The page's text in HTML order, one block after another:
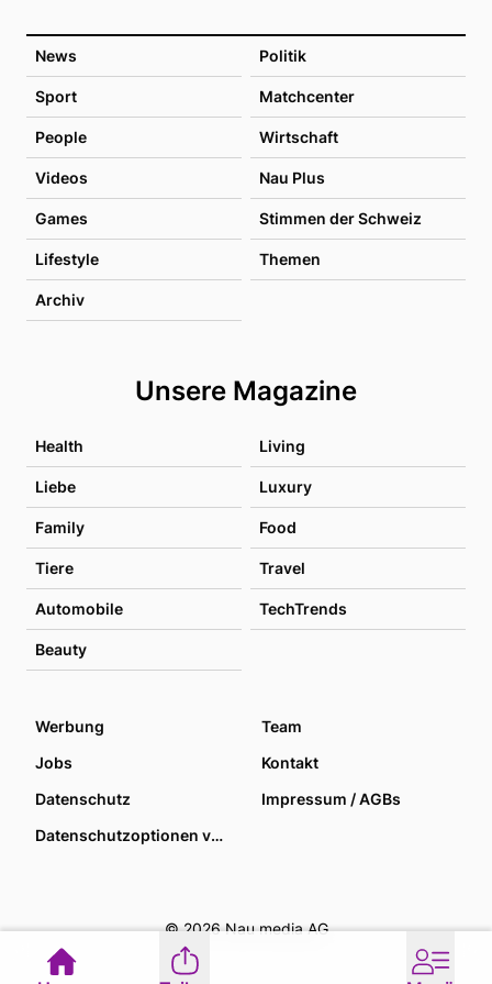
News Politik
Sport Matchcenter
People Wirtschaft
Videos Nau Plus
Games Stimmen der Schweiz
Lifestyle Themen
Archiv
Unsere Magazine
Health Living
Liebe Luxury
Family Food
Tiere Travel
Automobile TechTrends
Beauty
Werbung
Team
Jobs
Kontakt
Datenschutz
Impressum / AGBs
Datenschutzoptionen verwalten
© 2026 Nau media AG